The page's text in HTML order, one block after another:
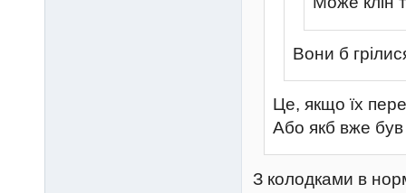
Вони б
Це, якщо їх
Або якб вже був
З колодками в